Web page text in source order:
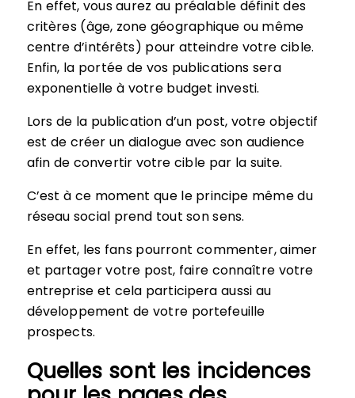
En effet, vous aurez au préalable définit des
critères (âge, zone géographique ou même
centre d’intérêts) pour atteindre votre cible.
Enfin, la portée de vos publications sera
exponentielle à votre budget investi.
Lors de la publication d’un post, votre objectif
est de créer un dialogue avec son audience
afin de convertir votre cible par la suite.
C’est à ce moment que le principe même du
réseau social prend tout son sens.
En effet, les fans pourront commenter, aimer
et partager votre post, faire connaître votre
entreprise et cela participera aussi au
développement de votre portefeuille
prospects.
Quelles sont les incidences